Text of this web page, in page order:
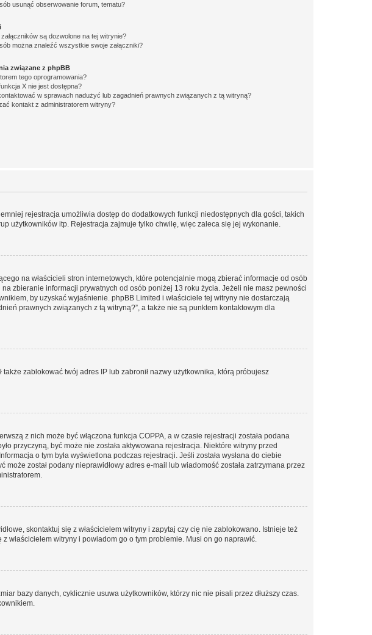
usunąć obserwowanie forum, tematu?
są dozwolone na tej witrynie?
można znaleźć wszystkie swoje załączniki?
związane z phpBB
tego oprogramowania?
X nie jest dostępna?
w sprawach nadużyć lub zagadnień prawnych związanych z tą witryną?
kontakt z administratorem witryny?
rejestracja umożliwia dostęp do dodatkowych funkcji niedostępnych dla gości, takich
użytkowników itp. Rejestracja zajmuje tylko chwilę, więc zaleca się jej wykonanie.
na właścicieli stron internetowych, które potencjalnie mogą zbierać informacje od osób
zbieranie informacji prywatnych od osób poniżej 13 roku życia. Jeżeli nie masz pewności
by uzyskać wyjaśnienie. phpBB Limited i właściciele tej witryny nie dostarczają
prawnych związanych z tą witryną?”, a także nie są punktem kontaktowym dla
także zablokować twój adres IP lub zabronił nazwy użytkownika, którą próbujesz
z nich może być włączona funkcja COPPA, a w czasie rejestracji została podana
przyczyną, być może nie została aktywowana rejestracja. Niektóre witryny przed
o tym była wyświetlona podczas rejestracji. Jeśli została wysłana do ciebie
został podany nieprawidłowy adres e-mail lub wiadomość została zatrzymana przez
skontaktuj się z właścicielem witryny i zapytaj czy cię nie zablokowano. Istnieje też
właścicielem witryny i powiadom go o tym problemie. Musi on go naprawić.
bazy danych, cyklicznie usuwa użytkowników, którzy nic nie pisali przez dłuższy czas.